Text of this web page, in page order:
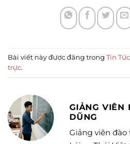
Bài viết này được đăng trong Tin Tức
trực.
GIẢNG VIÊN
DŨNG
Giảng viên